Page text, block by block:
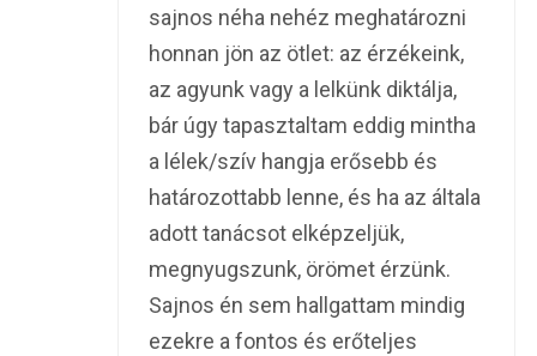
sajnos néha nehéz meghatározni
honnan jön az ötlet: az érzékeink,
az agyunk vagy a lelkünk diktálja,
bár úgy tapasztaltam eddig mintha
a lélek/szív hangja erősebb és
határozottabb lenne, és ha az általa
adott tanácsot elképzeljük,
megnyugszunk, örömet érzünk.
Sajnos én sem hallgattam mindig
ezekre a fontos és erőteljes